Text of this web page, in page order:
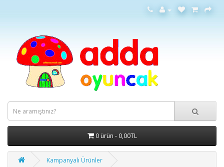
0 ürün - 0,00TL
Kampanyalı Ürünler